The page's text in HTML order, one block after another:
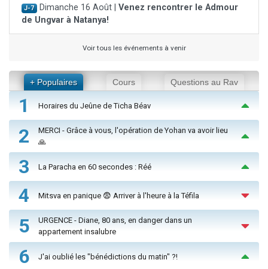
J-7 Dimanche 16 Août | Venez rencontrer le Admour
de Ungvar à Natanya!
Voir tous les événements à venir
+ Populaires Cours Questions au Rav
1 Horaires du Jeûne de Ticha Béav
2
MERCI - Grâce à vous, l'opération de Yohan va avoir lieu
🙏
3 La Paracha en 60 secondes : Réé
4 Mitsva en panique 😨 Arriver à l'heure à la Téfila
5
URGENCE - Diane, 80 ans, en danger dans un
appartement insalubre
6 J'ai oublié les "bénédictions du matin" ?!